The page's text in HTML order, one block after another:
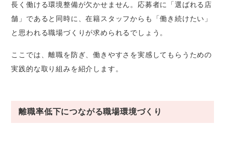
長く働ける環境整備が欠かせません。応募者に「選ばれる店
舗」であると同時に、在籍スタッフからも「働き続けたい」
と思われる職場づくりが求められるでしょう。
ここでは、離職を防ぎ、働きやすさを実感してもらうための
実践的な取り組みを紹介します。
離職率低下につながる職場環境づくり